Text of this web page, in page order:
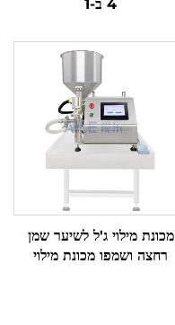
4 ב-1
מכונת מילוי ג'ל לשיער שמן
רחצה ושמפו מכונת מילוי